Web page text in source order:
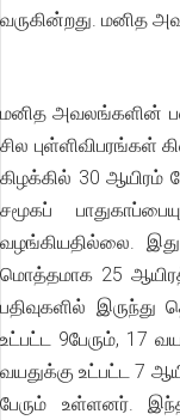
வருகின்றது. மனித
மனித அவலங்களின்
சில புள்ளிவிபரங்கள்
கிழக்கில் 30
சமூகப்
வழங்கியதில்லை. இது
மொத்தமாக 25
பதிவுகளில்
உட்பட்ட 9பேரும், 17
வயதுக்கு உட்பட்ட 7
பேரும் உள்ளனர்.